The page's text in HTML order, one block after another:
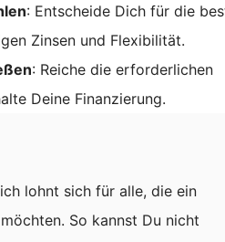
: Entscheide Dich für die
Zinsen und Flexibilität.
: Reiche die erforderlichen
Deine Finanzierung.
lohnt sich für alle, die ein
So kannst Du nicht